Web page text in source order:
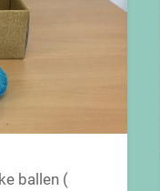
ballen (